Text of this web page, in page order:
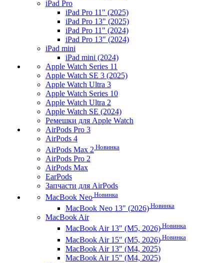
iPad Pro
iPad Pro 11" (2025)
iPad Pro 13" (2025)
iPad Pro 11" (2024)
iPad Pro 13" (2024)
iPad mini
iPad mini (2024)
Apple Watch Series 11
Apple Watch SE 3 (2025)
Apple Watch Ultra 3
Apple Watch Series 10
Apple Watch Ultra 2
Apple Watch SE (2024)
Ремешки для Apple Watch
AirPods Pro 3
AirPods 4
AirPods Max 2 Новинка
AirPods Pro 2
AirPods Max
EarPods
Запчасти для AirPods
MacBook Neo Новинка
MacBook Neo 13" (2026) Новинка
MacBook Air
MacBook Air 13" (M5, 2026) Новинка
MacBook Air 15" (M5, 2026) Новинка
MacBook Air 13" (M4, 2025)
MacBook Air 15" (M4, 2025)